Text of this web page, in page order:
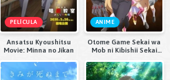
PELÍCULA
Ansatsu Kyoushitsu
Movie: Minna no Jikan
ANIME
Otome Game Sekai wa
Mob ni Kibishii Sekai